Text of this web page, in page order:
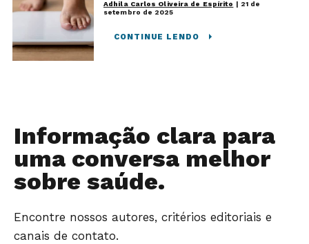
Adhila Carlos Oliveira de Espírito | 21 de
setembro de 2025
CONTINUE LENDO
Informação clara para
uma conversa melhor
sobre saúde.
Encontre nossos autores, critérios editoriais e
canais de contato.